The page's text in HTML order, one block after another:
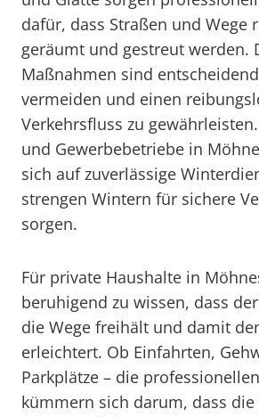
dafür, dass Straßen und Wege
geräumt und gestreut werden.
Maßnahmen sind
vermeiden und einen
Verkehrsfluss zu
und Gewerbebetriebe in
sich auf zuverlässige
strengen Wintern für sichere
sorgen.
Für private Haushalte in
beruhigend zu wissen, dass
die Wege freihält und damit
erleichtert. Ob Einfahrten,
Parkplätze – die
kümmern sich darum, dass